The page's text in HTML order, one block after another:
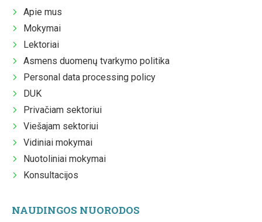
Apie mus
Mokymai
Lektoriai
Asmens duomenų tvarkymo politika
Personal data processing policy
DUK
Privačiam sektoriui
Viešajam sektoriui
Vidiniai mokymai
Nuotoliniai mokymai
Konsultacijos
NAUDINGOS NUORODOS